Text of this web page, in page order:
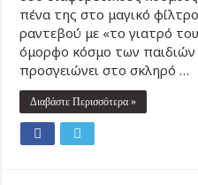
πένα της στο μαγικό
ραντεβού με «το γιατρό
όμορφο κόσμο των παιδιών
προσγειώνει στο σκληρό …
Διαβάστε Περισσότερα »